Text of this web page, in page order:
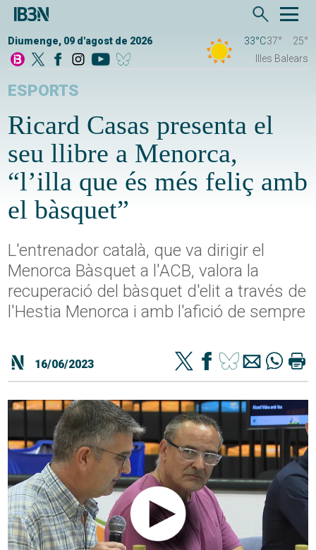
Diumenge, 09 d'agost de 2026 33°C37°
25°
Illes Balears
ESPORTS
Ricard Casas presenta el
seu llibre a Menorca,
“l’illa que és més feliç amb
el bàsquet”
L'entrenador català, que va dirigir el
Menorca Bàsquet a l'ACB, valora la
recuperació del bàsquet d'elit a través de
l'Hestia Menorca i amb l'afició de sempre
16/06/2023